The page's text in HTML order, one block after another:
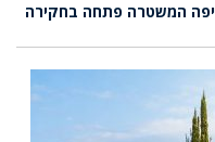
המשטרה פתחה בחקירה